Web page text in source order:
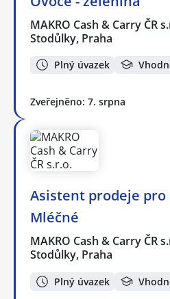
MAKRO Cash & Carry ČR
Stodůlky, Praha
Plný úvazek
Zveřejněno: 7. srpna
Asistent prodeje
Mléčné
MAKRO Cash & Carry ČR
Stodůlky, Praha
Plný úvazek